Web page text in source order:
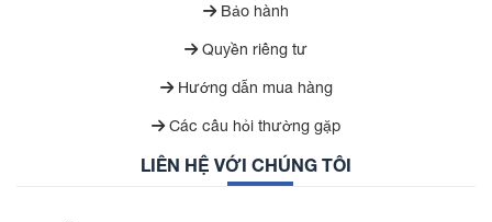
Bảo hành
Quyền riêng tư
Hướng dẫn mua hàng
Các câu hỏi thường gặp
LIÊN HỆ VỚI CHÚNG TÔI